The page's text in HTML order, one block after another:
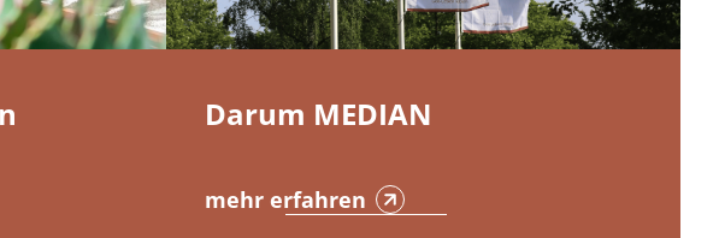
Darum MEDIAN
mehr erfahren